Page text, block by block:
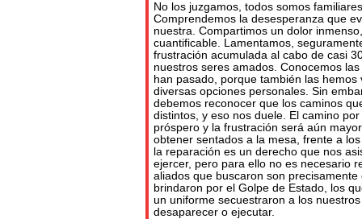
No los juzgamos, todos somos
Comprendemos la desesperanza que
nuestra. Compartimos un dolor
cuantificable. Lamentamos,
frustración acumulada al cabo de casi
nuestros seres amados. Conocemos
han pasado, porque también las hemos
diversas opciones personales. Sin
debemos reconocer que los caminos
distintos, y eso nos duele. El camino
próspero y la frustración será aún
obtener sentados a la mesa, frente a
la reparación es un derecho que nos
ejercer, pero para ello no es necesario
aliados que buscaron son
brindaron por el Golpe de Estado, los
un uniforme secuestraron a los
desaparecer o ejecutar.